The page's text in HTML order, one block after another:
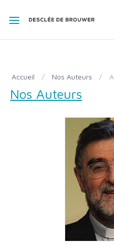
Accueil / Nos Auteurs /
Nos Auteurs